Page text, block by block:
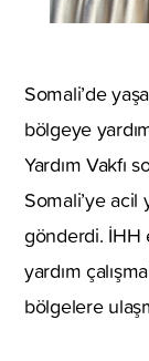
Somali’de
bölgeye
Yardım Vakfı
Somali’ye acil
gönderdi. İHH
yardım
bölgelere